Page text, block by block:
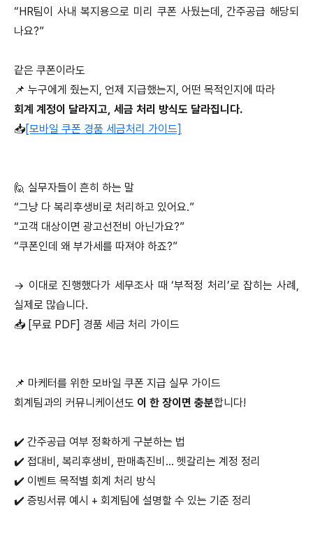
“HR팀이 사내 복지용으로 미리 쿠폰 사뒀는데, 간주공급 해당되
나요?”
같은 쿠폰이라도
📌 누구에게 줬는지, 언제 지급했는지, 어떤 목적인지에 따라
회계 계정이 달라지고, 세금 처리 방식도 달라집니다.
📥[모바일 쿠폰 경품 세금처리 가이드]
🙋 실무자들이 흔히 하는 말
“그냥 다 복리후생비로 처리하고 있어요.”
“고객 대상이면 광고선전비 아닌가요?”
“쿠폰인데 왜 부가세를 따져야 하죠?”
→ 이대로 진행했다가 세무조사 때 ‘부적정 처리’로 잡히는 사례,
실제로 많습니다.
📥 [무료 PDF] 경품 세금 처리 가이드
📌 마케터를 위한 모바일 쿠폰 지급 실무 가이드
회계팀과의 커뮤니케이션도 이 한 장이면 충분합니다!
✔️ 간주공급 여부 정확하게 구분하는 법
✔️ 접대비, 복리후생비, 판매촉진비… 헷갈리는 계정 정리
✔️ 이벤트 목적별 회계 처리 방식
✔️ 증빙서류 예시 + 회계팀에 설명할 수 있는 기준 정리